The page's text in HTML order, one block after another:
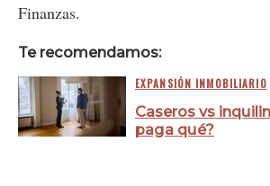
Finanzas.
Te recomendamos:
EXPANSIÓN INMOBILIARIO
Caseros vs
paga qué?